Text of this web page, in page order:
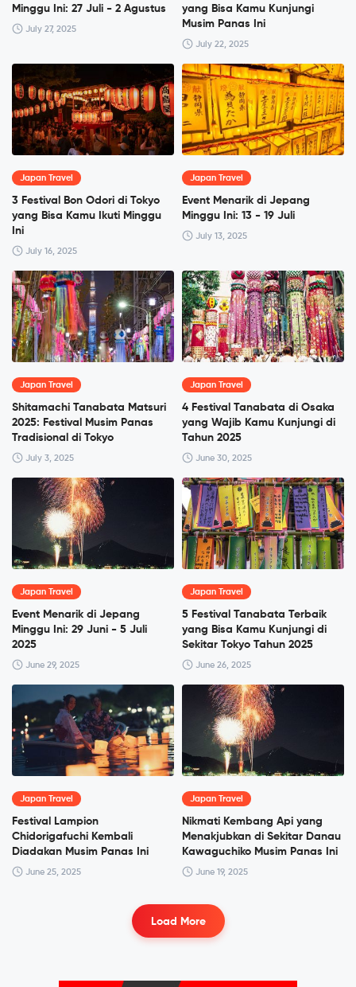
Minggu Ini: 27 Juli - 2 Agustus
July 27, 2025
yang Bisa Kamu Kunjungi
Musim Panas Ini
July 22, 2025
Japan Travel
3 Festival Bon Odori di Tokyo
yang Bisa Kamu Ikuti Minggu
Ini
July 16, 2025
Japan Travel
Event Menarik di Jepang
Minggu Ini: 13 - 19 Juli
July 13, 2025
Japan Travel
Shitamachi Tanabata Matsuri
2025: Festival Musim Panas
Tradisional di Tokyo
July 3, 2025
Japan Travel
4 Festival Tanabata di Osaka
yang Wajib Kamu Kunjungi di
Tahun 2025
June 30, 2025
Japan Travel
Event Menarik di Jepang
Minggu Ini: 29 Juni - 5 Juli
2025
June 29, 2025
Japan Travel
5 Festival Tanabata Terbaik
yang Bisa Kamu Kunjungi di
Sekitar Tokyo Tahun 2025
June 26, 2025
Japan Travel
Festival Lampion
Chidorigafuchi Kembali
Diadakan Musim Panas Ini
June 25, 2025
Japan Travel
Nikmati Kembang Api yang
Menakjubkan di Sekitar Danau
Kawaguchiko Musim Panas Ini
June 19, 2025
Load More